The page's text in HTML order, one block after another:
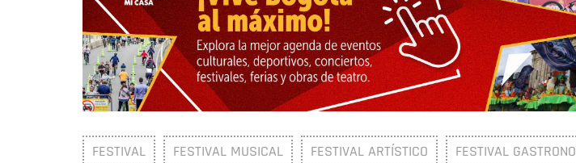
FESTIVAL FESTIVAL MUSICAL FESTIVAL ARTÍSTICO FESTIVAL